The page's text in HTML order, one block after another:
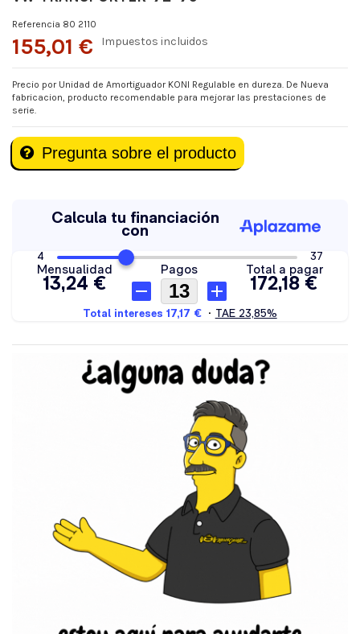
Referencia 80 2110
155,01 € Impuestos incluidos
Precio por Unidad de Amortiguador KONI Regulable en dureza. De Nueva
fabricacion, producto recomendable para mejorar las prestaciones de
serie.
Pregunta sobre el producto